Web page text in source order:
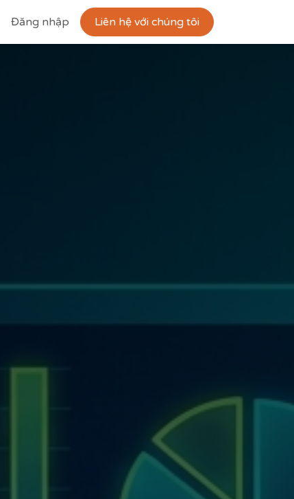
Công ty Khóa học Tuyển dụng Liên hệ
Đăng nhập Liên hệ với chúng tôi